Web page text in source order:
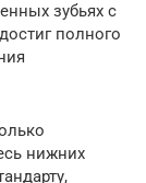
зубьях с
полного
нижних